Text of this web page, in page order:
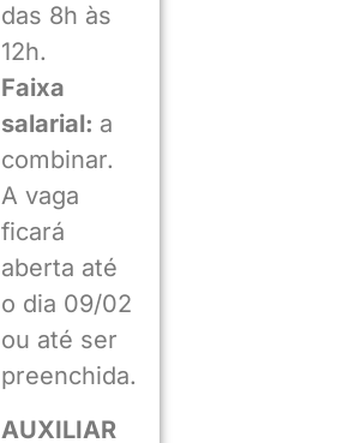
das 8h às
12h.
Faixa
salarial: a
combinar.
A vaga
ficará
aberta até
o dia 09/02
ou até ser
preenchida.
AUXILIAR